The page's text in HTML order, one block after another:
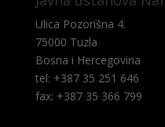
Ulica Pozorišna 4.
75000 Tuzla
Bosna i Hercegovina
tel: +387 35 251 646
fax: +387 35 366 799